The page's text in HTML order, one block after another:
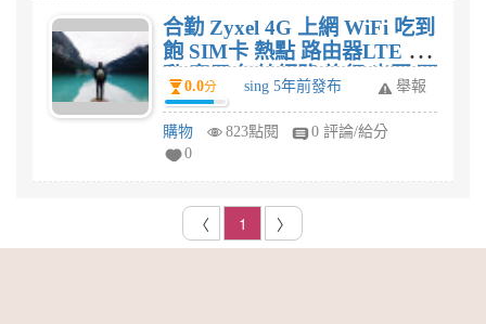
合勤 Zyxel 4G 上網 WiFi 吃到
飽 SIM卡 熱點 路由器LTE 行
動 家用 無線網路 旅行 出國 可
攜帶 LTE4506 v2評價好不
好?
0.0分 sing 5年前發布 舉報
購物 823點閱
0 評論/給分
0
〈 1 〉